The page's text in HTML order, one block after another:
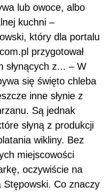
lub owoce, albo
kuchni –
który dla portalu
przygotował
słynących z... – W
się święto chleba
inne słynie z
Są jednak
słyną z produkcji
wikliny. Bez
miejscowości
oczywiście na
Co znaczy